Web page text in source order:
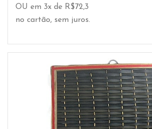
OU em 3x de R$72,3
no cartão, sem juros.